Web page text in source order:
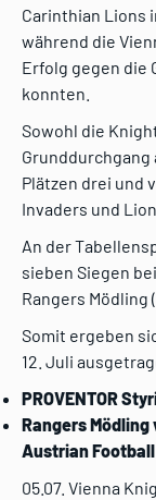
Carinthian Lions
während die
Erfolg gegen die
konnten.
Sowohl die
Plätzen drei und
Invaders und
An der
sieben Siegen
Rangers Mödling
Somit ergeben
12. Juli
PROVENTOR
Rangers Mödling
Austrian
05.07. Vienna